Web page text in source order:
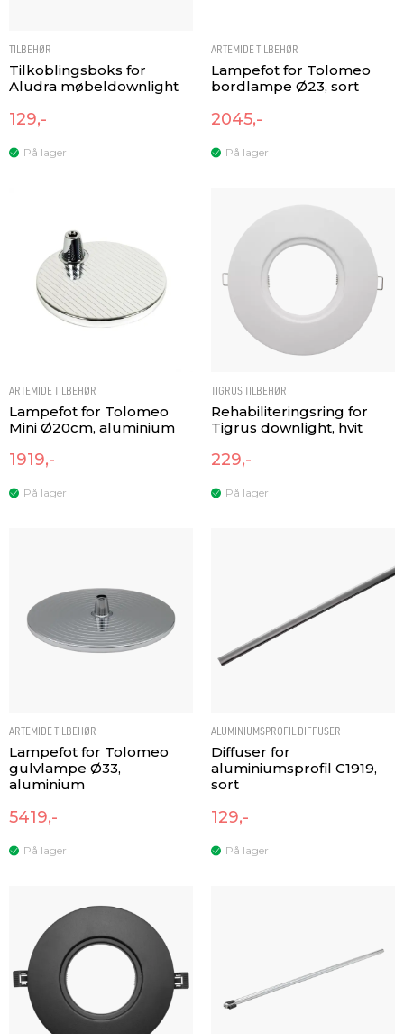
TILBEHØR
Tilkoblingsboks for
Aludra møbeldownlight
129,-
På lager
ARTEMIDE TILBEHØR
Lampefot for Tolomeo
bordlampe Ø23, sort
2045,-
På lager
ARTEMIDE TILBEHØR
Lampefot for Tolomeo
Mini Ø20cm, aluminium
1919,-
På lager
TIGRUS TILBEHØR
Rehabiliteringsring for
Tigrus downlight, hvit
229,-
På lager
ARTEMIDE TILBEHØR
Lampefot for Tolomeo
gulvlampe Ø33,
aluminium
5419,-
På lager
ALUMINIUMSPROFIL DIFFUSER
Diffuser for
aluminiumsprofil C1919,
sort
129,-
På lager